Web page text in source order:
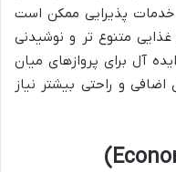
خدمات پذیرایی ممکن است
متنوع تر و نوشیدنی
آل برای پروازهای میان
و راحتی بیشتر نیاز